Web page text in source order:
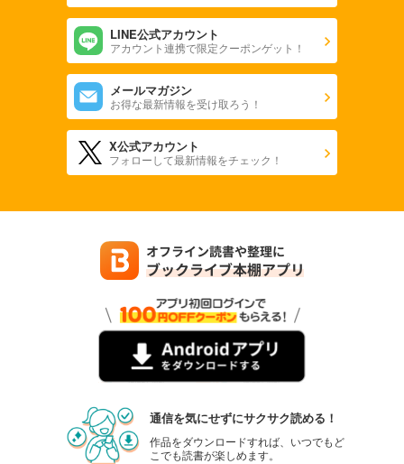
LINE公式アカウント
アカウント連携で限定クーポンゲット！
メールマガジン
お得な最新情報を受け取ろう！
X公式アカウント
フォローして最新情報をチェック！
通信を気にせずにサクサク読める！
作品をダウンロードすれば、いつでもど
こでも読書が楽しめます。